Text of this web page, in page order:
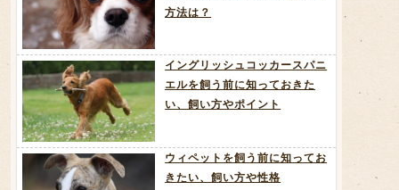
方法は？
イングリッシュコッカースパニ
エルを飼う前に知っておきた
い、飼い方やポイント
ウィペットを飼う前に知ってお
きたい、飼い方や性格